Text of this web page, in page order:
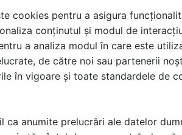
comparativ cu alte solutii de
atat ca liant, cat si ca material de
cookies pentru a asigura
conținutul și modul de
a analiza modul în care este
de către noi sau partenerii
în vigoare și toate standardele de
ca anumite prelucrări ale datelor